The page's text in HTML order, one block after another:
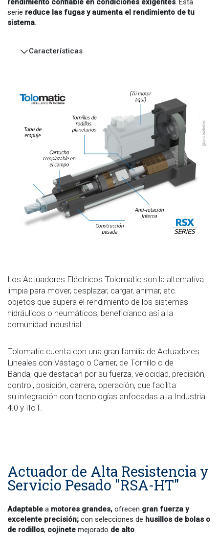
rendimiento confiable en condiciones exigentes. Esta
serie reduce las fugas y aumenta el rendimiento de tu
sistema.
Características
Los Actuadores Eléctricos Tolomatic son la alternativa ​​​​
limpia para mover, desplazar, cargar, animar, etc.
objetos que supera el rendimiento de los sistemas
hidráulicos o neumáticos, beneficiando así a la
comunidad industrial.
Tolomatic cuenta con una gran familia de Actuadores
Lineales con Vástago o Carrier, de Tornillo o de
Banda, que destacan por su fuerza, velocidad, precisión,
control, posición, carrera, operación, que facilita
su integración con tecnologías enfocadas a la Industria
4.0 y IIoT.
Actuador de Alta Resistencia y
Servicio Pesado "RSA-HT"
Adaptable a motores grandes, ofrecen gran fuerza y
excelente precisión; con selecciones de husillos de bolas o
de rodillos, cojinete mejorado de alto